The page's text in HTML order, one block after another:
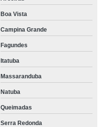
Boa Vista
Campina Grande
Fagundes
Itatuba
Massaranduba
Natuba
Queimadas
Serra Redonda